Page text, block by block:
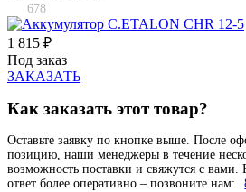
678
1 815 ₽
Под заказ
ЗАКАЗАТЬ
Как заказать этот товар?
Оставьте заявку по кнопке выше. После
позицию, наши менеджеры в течение
возможность поставки и свяжутся с
ответ более оперативно – позвоните нам: